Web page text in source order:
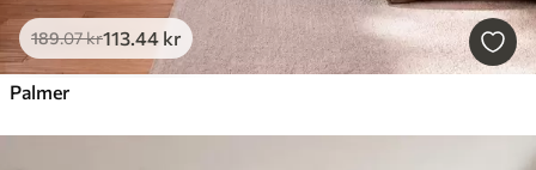
189.07kr113.44 kr
Palmer